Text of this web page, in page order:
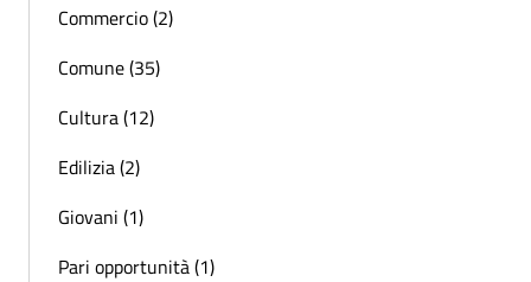
Commercio (2)
Comune (35)
Cultura (12)
Edilizia (2)
Giovani (1)
Pari opportunità (1)